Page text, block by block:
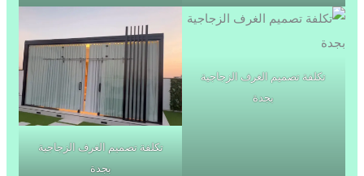
تكلفة تصميم الغرف الزجاجية
بجدة
تكلفة تصميم الغرف الزجاجية
بجدة